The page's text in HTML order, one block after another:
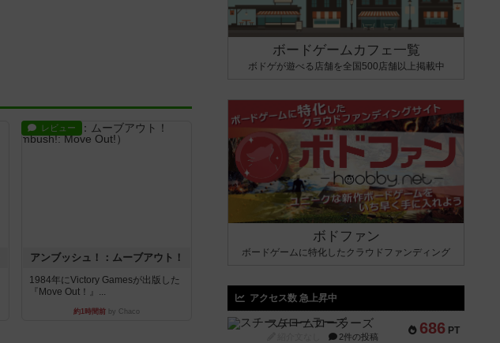
レビュー
アンブッシュ！：ムーブアウト！
1984年にVictory Gamesが出版した
『Move Out！』...
約1時間前 by Chaco
ボードゲームカフェ一覧
ボドゲが遊べる店舗を全国500店舗以上掲載中
ボドファン
ボードゲームに特化したクラウドファンディング
アクセス数 急上昇中
686 PT
スチームローラーズ
2件の投稿